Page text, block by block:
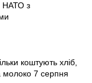
НАТО з
коштують хліб,
молоко 7 серпня